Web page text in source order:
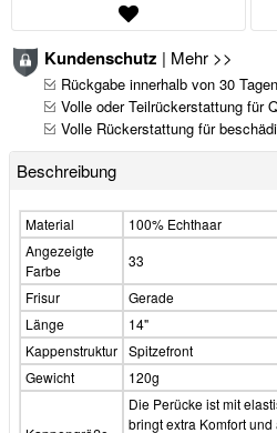
Kundenschutz | Mehr >>
Rückgabe innerhalb von 30
Volle oder Teilrückerstattung für
Volle Rückerstattung für
Beschreibung
Material
100% Echthaar
Angezeigte
Farbe
33
Frisur
Gerade
Länge
14"
Kappenstruktur Spitzefront
Gewicht
120g
Die Perücke ist mit
bringt extra Komfort